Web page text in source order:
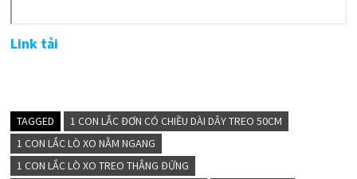
Link tải
TAGGED
1 CON LẮC ĐƠN CÓ CHIỀU DÀI DÂY TREO 50CM
1 CON LẮC LÒ XO NẰM NGANG
1 CON LẮC LÒ XO TREO THẲNG ĐỨNG